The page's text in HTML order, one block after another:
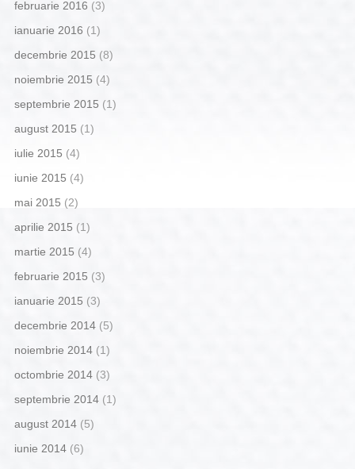
februarie 2016 (3)
ianuarie 2016 (1)
decembrie 2015 (8)
noiembrie 2015 (4)
septembrie 2015 (1)
august 2015 (1)
iulie 2015 (4)
iunie 2015 (4)
mai 2015 (2)
aprilie 2015 (1)
martie 2015 (4)
februarie 2015 (3)
ianuarie 2015 (3)
decembrie 2014(5)
noiembrie 2014(1)
octombrie 2014(3)
septembrie 2014(1)
august 2014(5)
iunie 2014(6)